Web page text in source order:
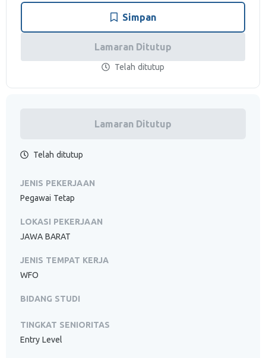
Simpan
Lamaran Ditutup
Telah ditutup
Lamaran Ditutup
Telah ditutup
JENIS PEKERJAAN
Pegawai Tetap
LOKASI PEKERJAAN
JAWA BARAT
JENIS TEMPAT KERJA
WFO
BIDANG STUDI
TINGKAT SENIORITAS
Entry Level